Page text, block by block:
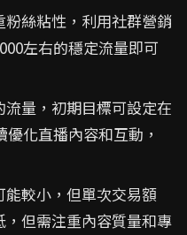
粉絲粘性，利用社群營銷
左右的穩定流量即可
流量，初期目標可設定在
化直播內容和互動，
能較小，但單次交易額
但需注重內容質量和專